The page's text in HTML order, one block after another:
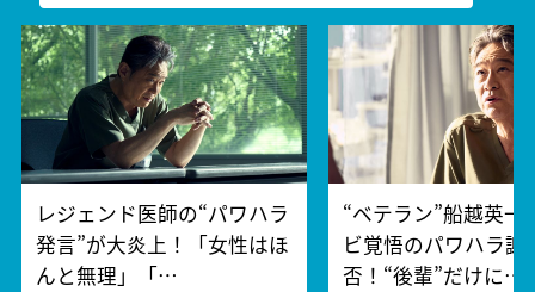
レジェンド医師の“パワハラ
発言”が大炎上！「女性はほ
んと無理」「…
“ベテラン”船越英一
ビ覚悟のパワハラ謝
否！“後輩”だけに…